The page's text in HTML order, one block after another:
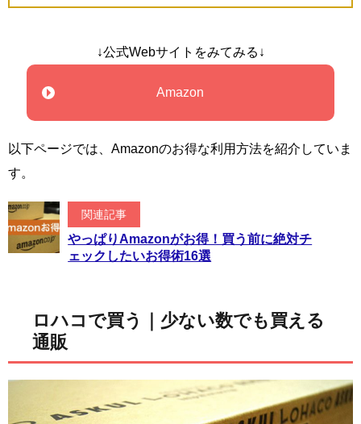
↓公式Webサイトをみてみる↓
Amazon
以下ページでは、Amazonのお得な利用方法を紹介していま
す。
関連記事
やっぱりAmazonがお得！買う前に絶対チ
ェックしたいお得術16選
ロハコで買う｜少ない数でも買える
通販